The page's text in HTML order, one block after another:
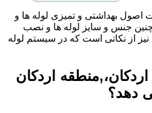
اصول بهداشتی و تمیزی لوله ها و
جنس و سایز لوله ها و نصب
از نکاتی است که در سیستم لوله
اردکان
دهد؟